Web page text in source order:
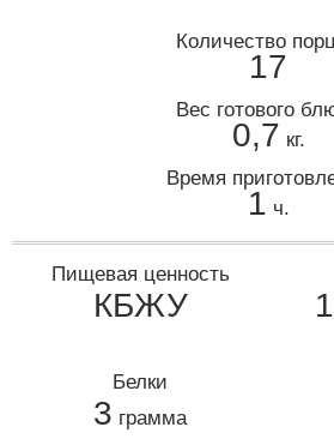
Количество
17
Вес готового
0,7 кг.
Время
1 ч.
Пищевая ценность
КБЖУ
Белки
3 грамма